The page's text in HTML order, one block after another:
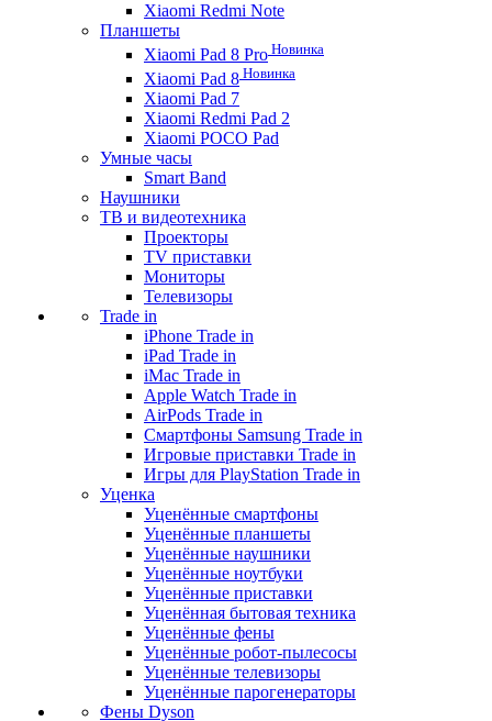
Xiaomi Redmi Note
Планшеты
Xiaomi Pad 8 Pro Новинка
Xiaomi Pad 8 Новинка
Xiaomi Pad 7
Xiaomi Redmi Pad 2
Xiaomi POCO Pad
Умные часы
Smart Band
Наушники
ТВ и видеотехника
Проекторы
TV приставки
Мониторы
Телевизоры
Trade in
iPhone Trade in
iPad Trade in
iMac Trade in
Apple Watch Trade in
AirPods Trade in
Смартфоны Samsung Trade in
Игровые приставки Trade in
Игры для PlayStation Trade in
Уценка
Уценённые смартфоны
Уценённые планшеты
Уценённые наушники
Уценённые ноутбуки
Уценённые приставки
Уценённая бытовая техника
Уценённые фены
Уценённые робот-пылесосы
Уценённые телевизоры
Уценённые парогенераторы
Фены Dyson